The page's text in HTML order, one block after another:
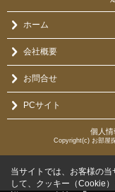
ホーム
会社概要
お問合せ
PCサイト
個人情
Copyright(c) お部屋
当サイトでは、お客様の
して、クッキー（Cookie）